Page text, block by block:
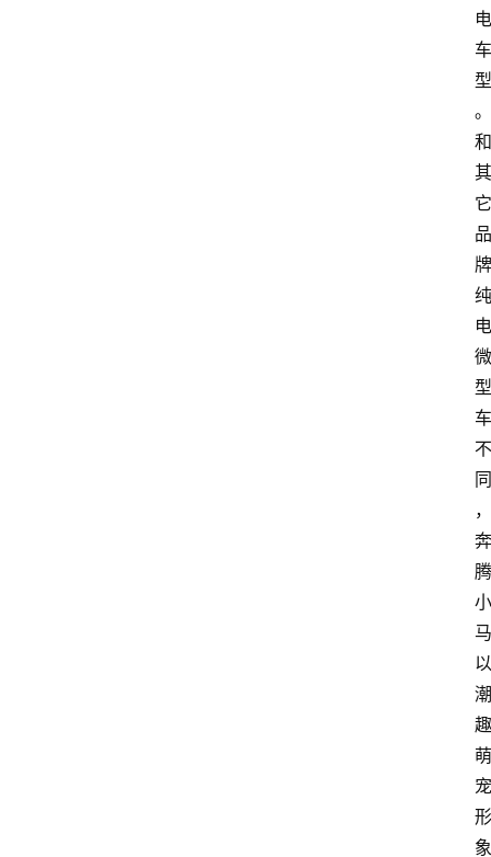
电
车
型
。
和
其
它
品
牌
纯
电
微
型
车
不
同
，
奔
腾
小
马
以
潮
趣
萌
宠
形
象